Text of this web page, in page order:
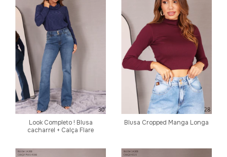
Look Completo ! Blusa
cacharrel + Calça Flare
Blusa Cropped Manga Longa